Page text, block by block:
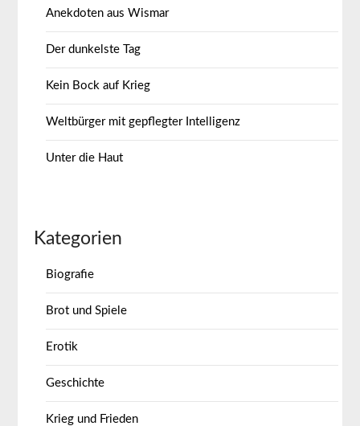
Anekdoten aus Wismar
Der dunkelste Tag
Kein Bock auf Krieg
Weltbürger mit gepflegter Intelligenz
Unter die Haut
Kategorien
Biografie
Brot und Spiele
Erotik
Geschichte
Krieg und Frieden